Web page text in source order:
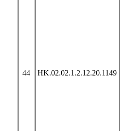
44 HK.02.02.1.2.12.20.1149